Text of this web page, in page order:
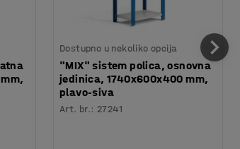
Dostupno u nekoliko opcija
"MIX" sistem polica, osnovna
jedinica, 1740x600x400 mm,
plavo-siva
Art. br.: 27241